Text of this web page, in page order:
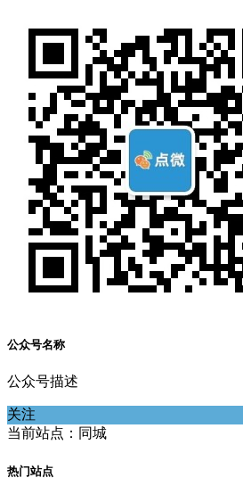
公众号名称
公众号描述
关注
当前站点：同城
热门站点